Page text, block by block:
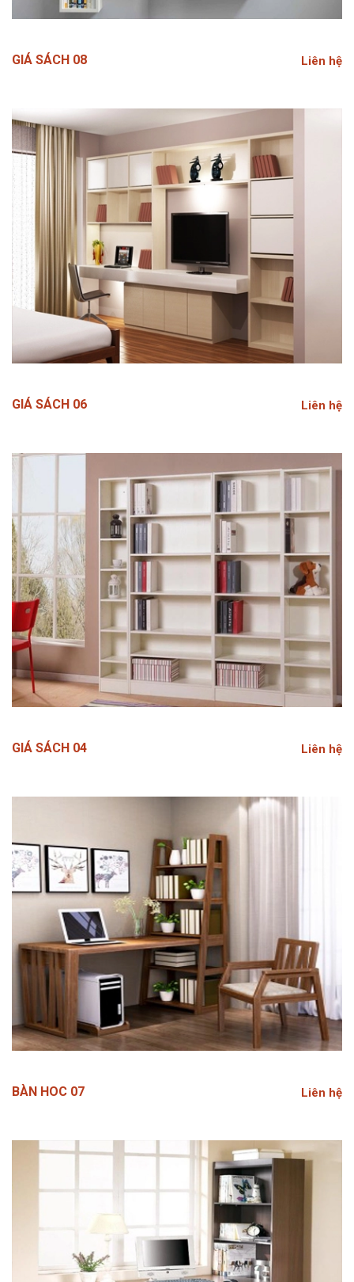
GIÁ SÁCH 08 Liên hệ
GIÁ SÁCH 06 Liên hệ
GIÁ SÁCH 04 Liên hệ
BÀN HOC 07 Liên hệ